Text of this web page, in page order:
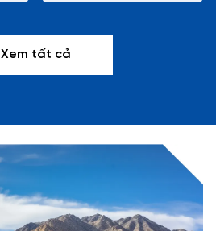
Xem tất cả